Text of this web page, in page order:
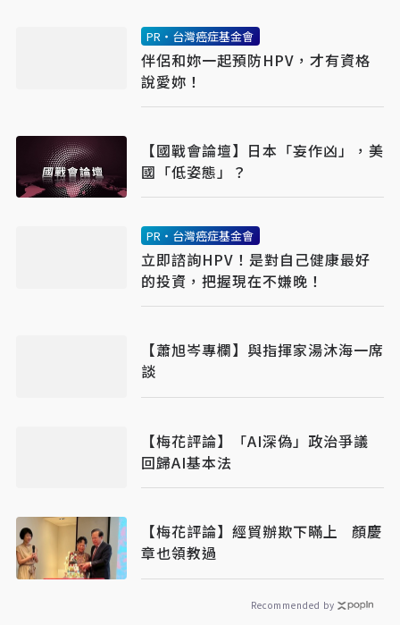
PR・台灣癌症基金會
伴侶和妳一起預防HPV，才有資格
說愛妳！
【國戰會論壇】日本「妄作凶」，美
國「低姿態」？
PR・台灣癌症基金會
立即諮詢HPV！是對自己健康最好
的投資，把握現在不嫌晚！
【蕭旭岑專欄】與指揮家湯沐海一席
談
【梅花評論】「AI深偽」政治爭議
回歸AI基本法
【梅花評論】經貿辦欺下瞞上 顏慶
章也領教過
Recommended by